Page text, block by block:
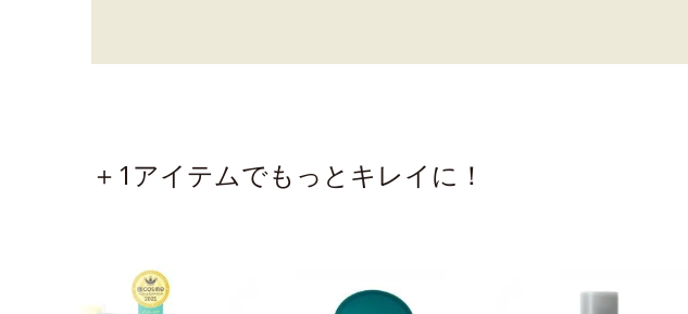
＋1アイテムでもっとキレイに！